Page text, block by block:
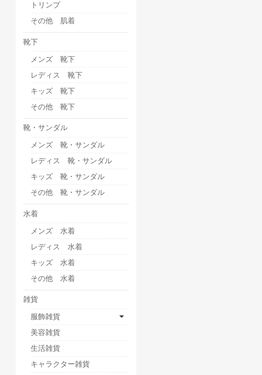
トリンプ
その他 肌着
靴下
メンズ 靴下
レディス 靴下
キッズ 靴下
その他 靴下
靴・サンダル
メンズ 靴・サンダル
レディス 靴・サンダル
キッズ 靴・サンダル
その他 靴・サンダル
水着
メンズ 水着
レディス 水着
キッズ 水着
その他 水着
雑貨
服飾雑貨
美容雑貨
生活雑貨
キャラクター雑貨